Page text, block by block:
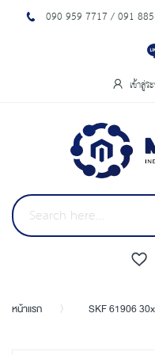
090 959 7717 / 091
เข้าสู่
หน้าแรก SKF 61906